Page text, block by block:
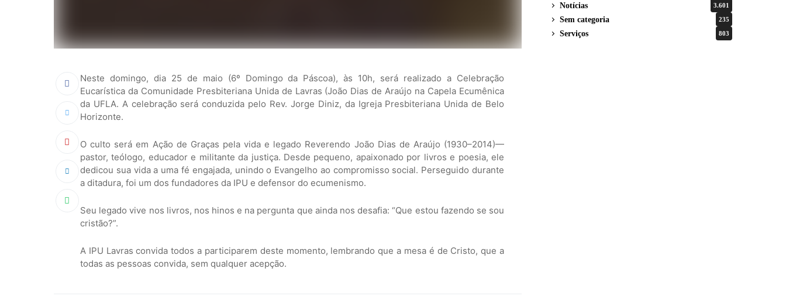
Neste domingo, dia 25 de maio (6º Domingo da Páscoa), às 10h, será realizado a Celebração
Eucarística da Comunidade Presbiteriana Unida de Lavras (João Dias de Araújo na Capela Ecumênica
da UFLA. A celebração será conduzida pelo Rev. Jorge Diniz, da Igreja Presbiteriana Unida de Belo
Horizonte.
O culto será em Ação de Graças pela vida e legado Reverendo João Dias de Araújo (1930–2014)—
pastor, teólogo, educador e militante da justiça. Desde pequeno, apaixonado por livros e poesia, ele
dedicou sua vida a uma fé engajada, unindo o Evangelho ao compromisso social. Perseguido durante
a ditadura, foi um dos fundadores da IPU e defensor do ecumenismo.
Seu legado vive nos livros, nos hinos e na pergunta que ainda nos desafia: “Que estou fazendo se sou
cristão?”.
A IPU Lavras convida todos a participarem deste momento, lembrando que a mesa é de Cristo, que a
todas as pessoas convida, sem qualquer acepção.
Notícias 3.601
Sem categoria 235
Serviços 803